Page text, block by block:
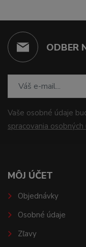
ODBER
Vaše osobné údaje
spracovania osobných
MÔJ ÚČET
Objednávky
Osobné údaje
Zľavy